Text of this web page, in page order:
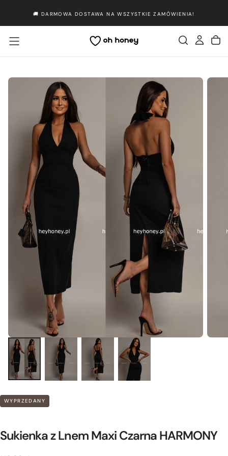
🚚 DARMOWA DOSTAWA NA WSZYSTKIE ZAMÓWIENIA!
WYPRZEDANY
Sukienka z Lnem Maxi Czarna HARMONY